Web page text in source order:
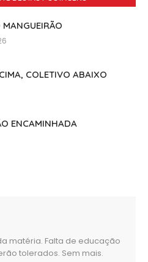
COLETIVO ABAIXO
ENCAMINHADA
matéria. Falta de educação
tolerados. Sem mais.